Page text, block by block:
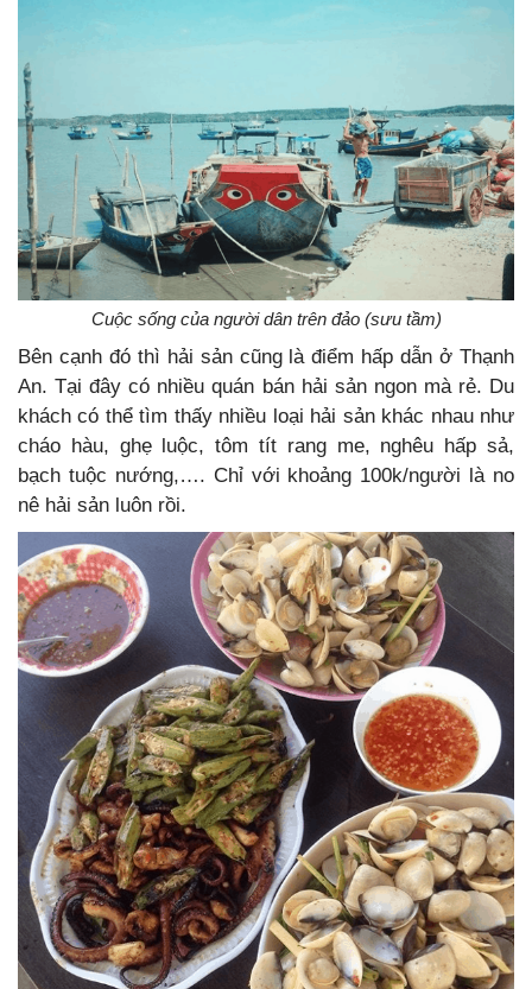
Cuộc sống của người dân trên đảo (sưu tầm)
Bên cạnh đó thì hải sản cũng là điểm hấp dẫn ở Thạnh
An. Tại đây có nhiều quán bán hải sản ngon mà rẻ. Du
khách có thể tìm thấy nhiều loại hải sản khác nhau như
cháo hàu, ghẹ luộc, tôm tít rang me, nghêu hấp sả,
bạch tuộc nướng,…. Chỉ với khoảng 100k/người là no
nê hải sản luôn rồi.